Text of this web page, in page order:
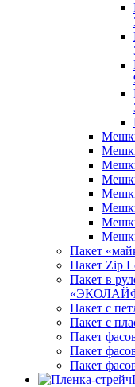
Пакет
Пакет Zip
Пакет в
Пакет с
Пакет с
Пакет
Пакет
Пакет